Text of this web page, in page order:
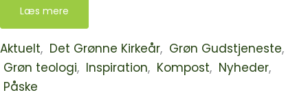
Læs mere
Aktuelt, Det Grønne Kirkeår, Grøn Gudstjeneste,
Grøn teologi, Inspiration, Kompost, Nyheder,
Påske